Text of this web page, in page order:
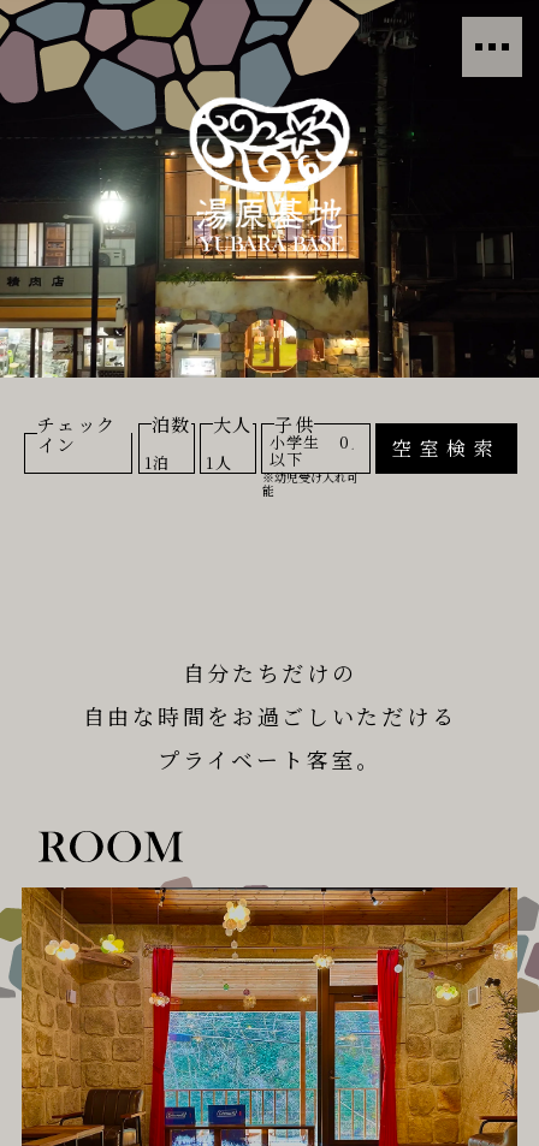
チェック
イン
泊数 大人 子供
小学生
以下
自分たちだけの
自由な時間をお過ごしいただける
プライベート客室。